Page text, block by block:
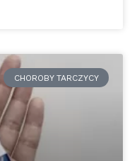
CHOROBY TARCZYCY